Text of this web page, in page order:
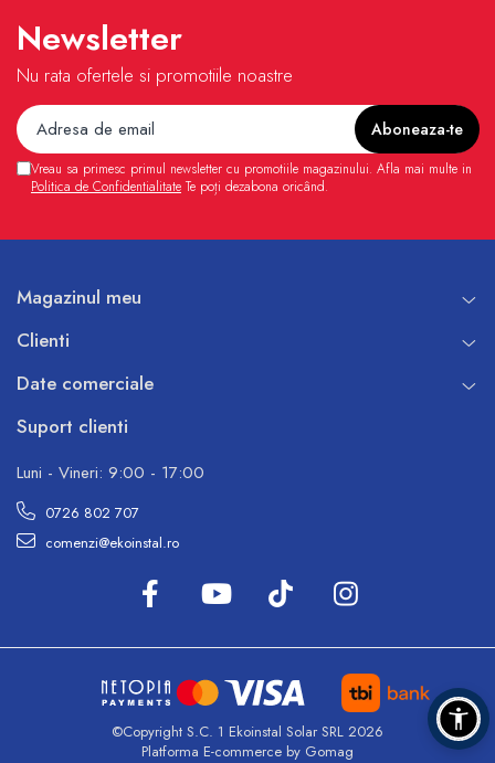
Newsletter
Nu rata ofertele si promotiile noastre
Vreau sa primesc primul newsletter cu promotiile magazinului. Afla mai multe in
Politica de Confidentialitate Te poți dezabona oricând.
Magazinul meu
Clienti
Date comerciale
Suport clienti
Luni - Vineri: 9:00 - 17:00
0726 802 707
comenzi@ekoinstal.ro
©Copyright S.C. 1 Ekoinstal Solar SRL 2026
Platforma E-commerce by Gomag